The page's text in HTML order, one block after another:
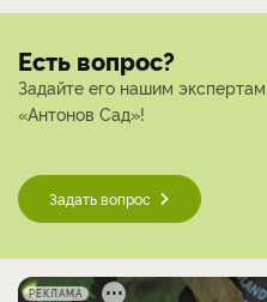
Есть вопрос?
Задайте его нашим
«Антонов Сад»!
Задать вопрос
РЕКЛАМА